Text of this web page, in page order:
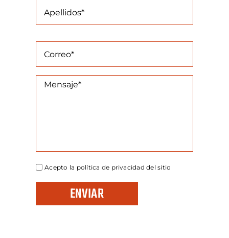
Acepto la política de privacidad del sitio